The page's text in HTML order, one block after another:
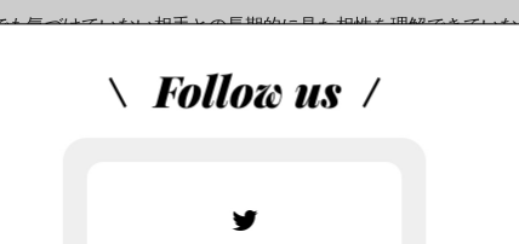
気づけていない相手との長期的に見た相性を理解できていな
るための効率の良い方法